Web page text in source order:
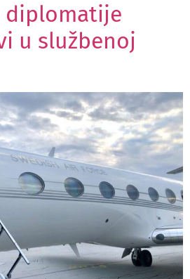
diplomatije
u službenoj